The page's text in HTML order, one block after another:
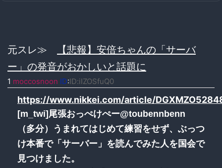
元スレ≫
【悲報】安倍ちゃんの「サーバ
ー」の発音がおかしいと話題に
1 moccosnoon ID:ID:iIZOSfuQ0
https://www.nikkei.com/article/
[m_twi]尾張おっぺけぺー@toubennbenn
（多分）うまれてはじめて練習をせず、ぶっつ
け本番で「サーバー」を読んでみた人を国会で
見つけました。